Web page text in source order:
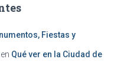
Fiestas y
en Qué ver en la Ciudad de